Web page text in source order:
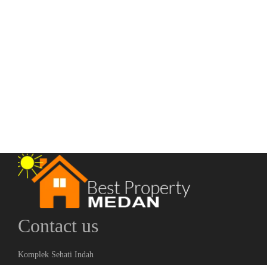
Contact us
Komplek Sehati Indah